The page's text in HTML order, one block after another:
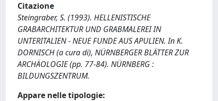
Citazione
Steingraber, S. (1993). HELLENISTISCHE
GRABARCHITEKTUR UND GRABMALEREI IN
UNTERITALIEN - NEUE FUNDE AUS APULIEN. In K.
DORNISCH (a cura di), NÜRNBERGER BLÄTTER ZUR
ARCHÄOLOGIE (pp. 77-84). NÜRNBERG :
BILDUNGSZENTRUM.
Appare nelle tipologie: